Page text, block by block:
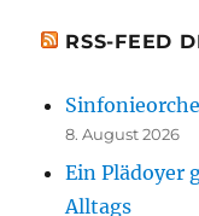
RSS-FEED
8. August 2026
Ein Plädoyer
Alltags